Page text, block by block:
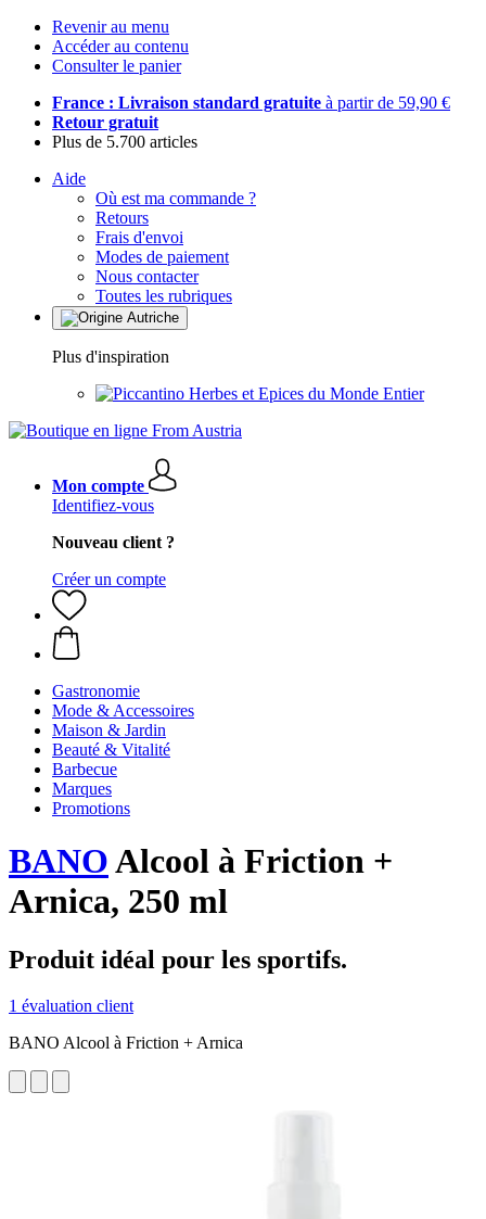
Revenir au menu
Accéder au contenu
Consulter le panier
France : Livraison standard gratuite à partir de 59,90 €
Retour gratuit
Plus de 5.700 articles
Aide
Où est ma commande ?
Retours
Frais d'envoi
Modes de paiement
Nous contacter
Toutes les rubriques
Plus d'inspiration
Herbes et Epices du Monde Entier
Mon compte
Identifiez-vous
Nouveau client ?
Créer un compte
Gastronomie
Mode & Accessoires
Maison & Jardin
Beauté & Vitalité
Barbecue
Marques
Promotions
BANOAlcool à Friction +
Arnica, 250 ml
Produit idéal pour les sportifs.
1 évaluation client
BANO Alcool à Friction + Arnica